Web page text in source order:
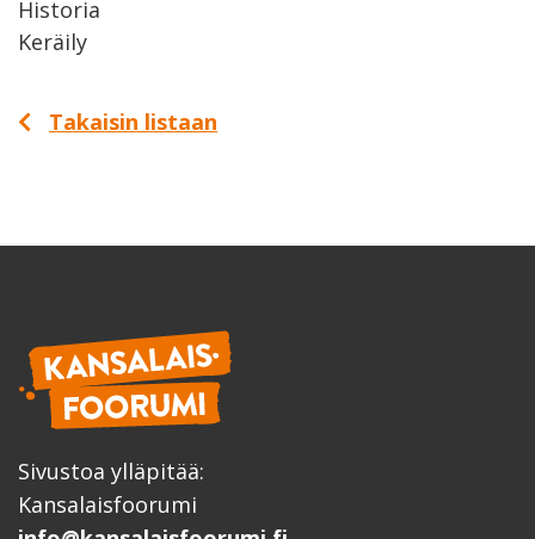
Historia
Keräily
Takaisin listaan
Sivustoa ylläpitää:
Kansalaisfoorumi